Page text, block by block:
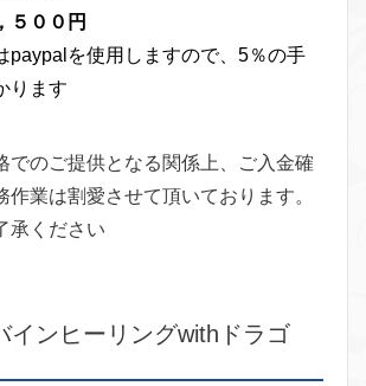
５００円
paypalを使用しますので、5％の手
ります
でのご提供となる関係上、ご入金確
作業は割愛させて頂いております。
承ください
インヒーリングwithドラゴ